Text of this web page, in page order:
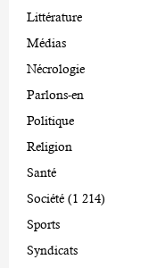
Littérature
Médias
Nécrologie
Parlons-en
Politique
Religion
Santé
Société (1 214)
Sports
Syndicats